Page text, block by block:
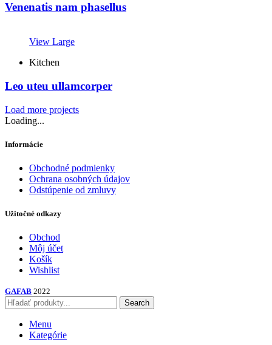
Venenatis nam phasellus
View Large
Kitchen
Leo uteu ullamcorper
Load more projects
Loading...
Informácie
Obchodné podmienky
Ochrana osobných údajov
Odstúpenie od zmluvy
Užitočné odkazy
Obchod
Môj účet
Košík
Wishlist
GAFAB 2022
Search
Menu
Kategórie